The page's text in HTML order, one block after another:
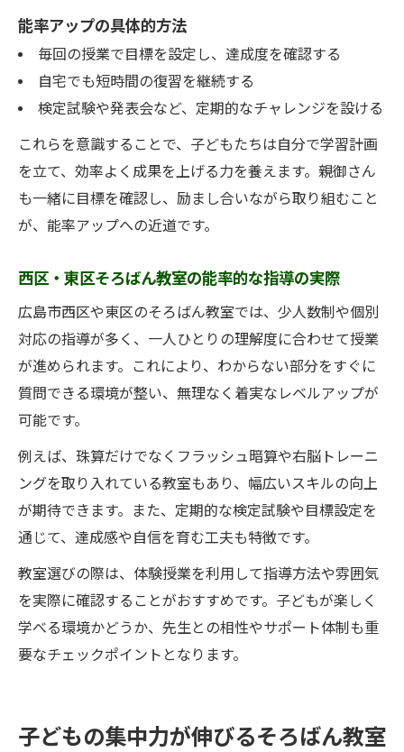
能率アップの具体的方法
毎回の授業で目標を設定し、達成度を確認する
自宅でも短時間の復習を継続する
検定試験や発表会など、定期的なチャレンジを設ける
これらを意識することで、子どもたちは自分で学習計画
を立て、効率よく成果を上げる力を養えます。親御さん
も一緒に目標を確認し、励まし合いながら取り組むこと
が、能率アップへの近道です。
西区・東区そろばん教室の能率的な指導の実際
広島市西区や東区のそろばん教室では、少人数制や個別
対応の指導が多く、一人ひとりの理解度に合わせて授業
が進められます。これにより、わからない部分をすぐに
質問できる環境が整い、無理なく着実なレベルアップが
可能です。
例えば、珠算だけでなくフラッシュ暗算や右脳トレーニ
ングを取り入れている教室もあり、幅広いスキルの向上
が期待できます。また、定期的な検定試験や目標設定を
通じて、達成感や自信を育む工夫も特徴です。
教室選びの際は、体験授業を利用して指導方法や雰囲気
を実際に確認することがおすすめです。子どもが楽しく
学べる環境かどうか、先生との相性やサポート体制も重
要なチェックポイントとなります。
子どもの集中力が伸びるそろばん教室